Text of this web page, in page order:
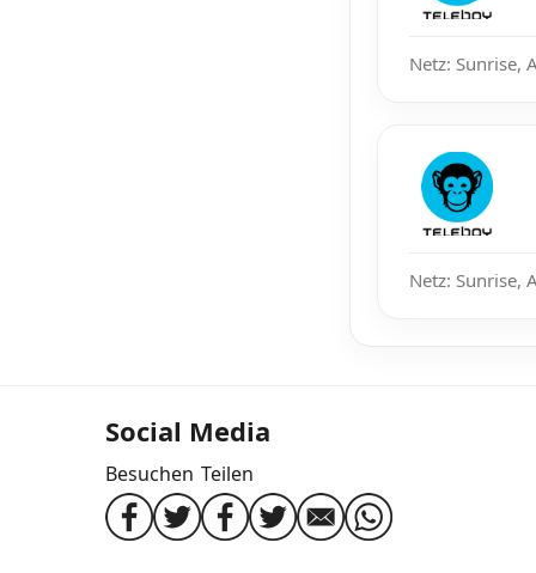
Netz: Sunrise,
Netz: Sunrise,
Social Media
Besuchen Teilen